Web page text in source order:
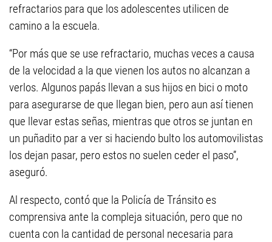
refractarios para que los adolescentes utilicen de
camino a la escuela.
“Por más que se use refractario, muchas veces a causa
de la velocidad a la que vienen los autos no alcanzan a
verlos. Algunos papás llevan a sus hijos en bici o moto
para asegurarse de que llegan bien, pero aun así tienen
que llevar estas señas, mientras que otros se juntan en
un puñadito par a ver si haciendo bulto los automovilistas
los dejan pasar, pero estos no suelen ceder el paso”,
aseguró.
Al respecto, contó que la Policía de Tránsito es
comprensiva ante la compleja situación, pero que no
cuenta con la cantidad de personal necesaria para